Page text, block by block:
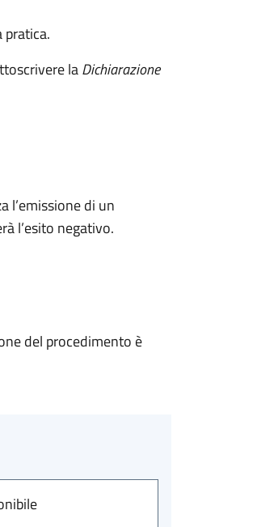
laDichiarazione
l’emissione di un
l’esito negativo.
del procedimento è